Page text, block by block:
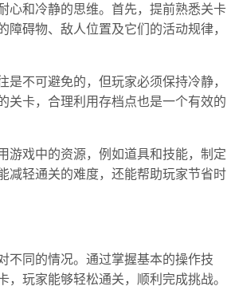
心和冷静的思维。首先，提前熟悉关卡
碍物、敌人位置及它们的活动规律，
不可避免的，但玩家必须保持冷静，
关卡，合理利用存档点也是一个有效的
游戏中的资源，例如道具和技能，制定
减轻通关的难度，还能帮助玩家节省时
不同的情况。通过掌握基本的操作技
玩家能够轻松通关，顺利完成挑战。